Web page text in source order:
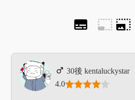
subtitles photo_size_select_small photo_size_select_large
kentaluckystar
4.0